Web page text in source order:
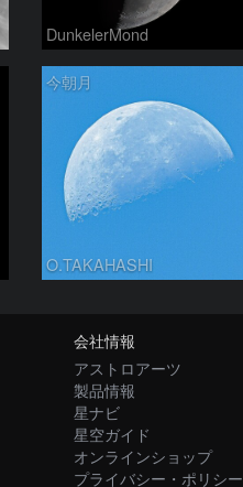
DunkelerMond
今朝月
O.TAKAHASHI
会社情報
アストロアーツ
製品情報
星ナビ
星空ガイド
オンラインショップ
プライバシー・ポリシー